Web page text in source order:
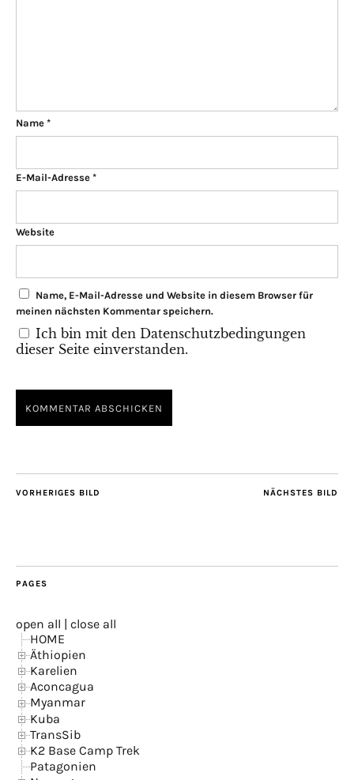
Name *
E-Mail-Adresse *
Website
Name, E-Mail-Adresse und Website in diesem Browser für
meinen nächsten Kommentar speichern.
Ich bin mit den Datenschutzbedingungen
dieser Seite einverstanden.
NÄCHSTES BILD
VORHERIGES BILD
PAGES
open all | close all
HOME
Äthiopien
Karelien
Aconcagua
Myanmar
Kuba
TransSib
K2 Base Camp Trek
Patagonien